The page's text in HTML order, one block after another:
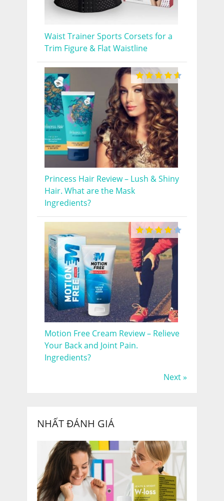
Waist Trainer Sports Corsets for a
Trim Figure & Flat Waistline
Princess Hair Review – Lush & Shiny
Hair. What are the Mask
Ingredients?
Motion Free Cream Review – Relieve
Your Back and Joint Pain.
Ingredients?
Next »
NHẤT ĐÁNH GIÁ